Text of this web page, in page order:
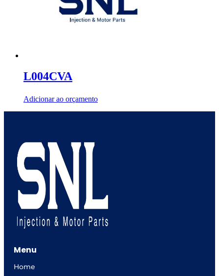
L004CVA
Adicionar ao orçamento
Menu
Home